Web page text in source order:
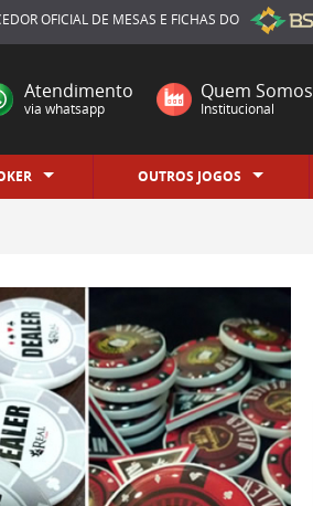
OFICIAL DE MESAS E FICHAS DO
Atendimento
via whatsapp
Quem Somos
Institucional
OUTROS JOGOS